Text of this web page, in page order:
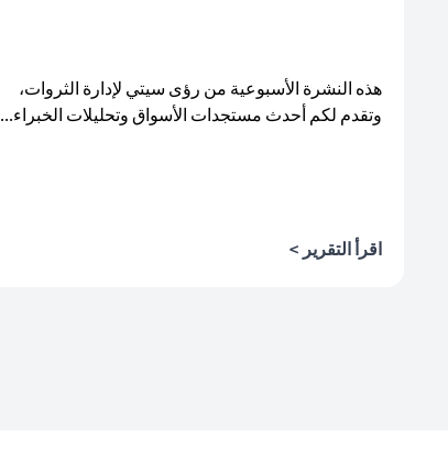
هذه النشرة الأسبوعية من رؤى سيتي لإدارة الثروات،
وتقدم لكم أحدث مستجدات الأسواق وتحليلات الخبراء...
اقرأ التقرير >